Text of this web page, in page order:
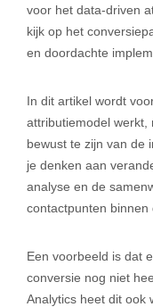
voor het data-driven
kijk op het
en doordachte
In dit artikel wordt
attributiemodel werkt,
bewust te zijn van de
je denken aan
analyse en de
contactpunten binnen
Een voorbeeld is dat
conversie nog niet
Analytics heet dit ook